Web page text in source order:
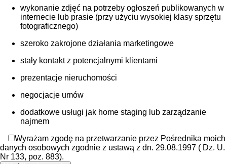
wykonanie zdjęć na potrzeby ogłoszeń publikowanych w
internecie lub prasie (przy użyciu wysokiej klasy sprzętu
fotograficznego)
szeroko zakrojone działania marketingowe
stały kontakt z potencjalnymi klientami
prezentacje nieruchomości
negocjacje umów
dodatkowe usługi jak home staging lub zarządzanie
najmem
Wyrażam zgodę na przetwarzanie przez Pośrednika moich
danych osobowych zgodnie z ustawą z dn. 29.08.1997 ( Dz. U.
Nr 133, poz. 883).